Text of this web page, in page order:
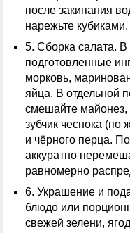
после закипания
нарежьте кубиками.
5. Сборка салата.
подготовленные
морковь,
яйца. В отдельной
смешайте майонез,
зубчик чеснока (по
и чёрного перца.
аккуратно
равномерно
6. Украшение и
блюдо или
свежей зелени,